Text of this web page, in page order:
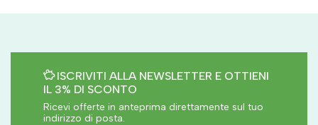
ISCRIVITI ALLA NEWSLETTER E OTTIENI
IL 3% DI SCONTO
Ricevi offerte in anteprima direttamente sul tuo
indirizzo di posta.